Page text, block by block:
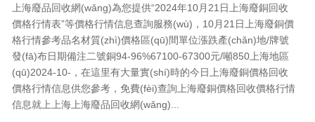
上海廢品回收網(wǎng)為您提供“2024年10月21日上海廢銅回收
價格行情表”等價格行情信息查詢服務(wù)，10月21日上海廢銅價
格行情參考品名材質(zhì)價格區(qū)間單位漲跌產(chǎn)地/牌號
發(fā)布日期備注二號銅94-96%67100-67300元/噸850上海地區
(qū)2024-10-，在這里有大量實(shí)時的今日上海廢銅價格回收
價格行情信息供您參考，免費(fèi)查詢上海廢銅價格回收價格行情
信息就上上海上海廢品回收網(wǎng)...